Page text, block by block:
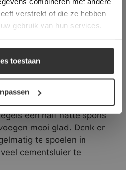
verstrekt of die ze hebben
gebruik van hun services.
toestaan
van Belgisch
/ op de toplaag van de
van uw
een half natte spons
mooi glad. Denk er
te spoelen in
cementsluier te
ACCEPTEREN
AFWIJZEN
WEERGEVEN